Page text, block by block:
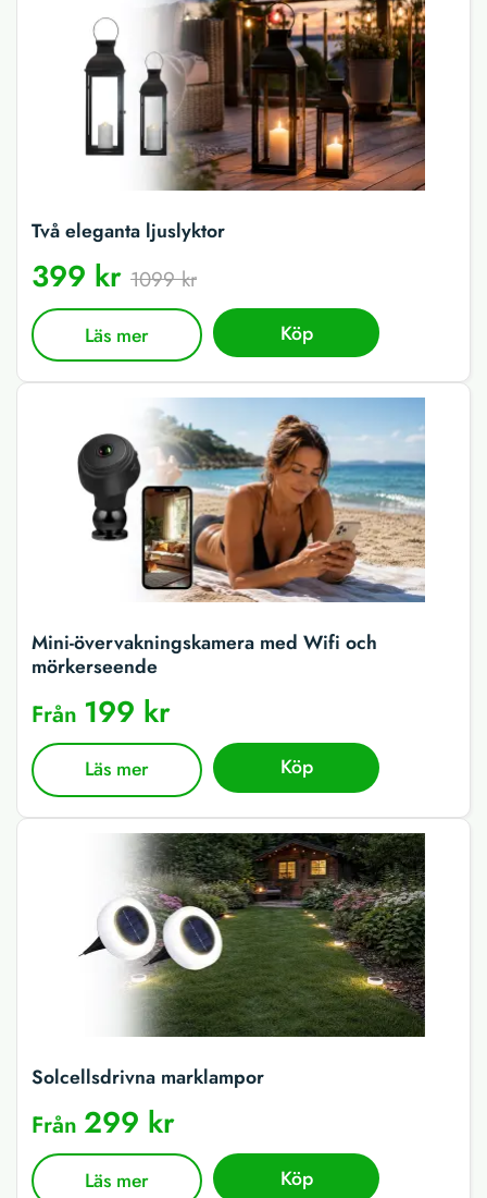
Två eleganta ljuslyktor
399 kr 1099 kr
Läs mer Köp
Mini-övervakningskamera med Wifi och
mörkerseende
Från 199 kr
Läs mer Köp
Solcellsdrivna marklampor
Från 299 kr
Läs mer Köp